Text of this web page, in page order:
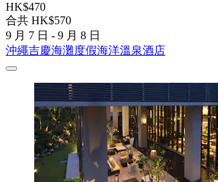
HK$470
合共 HK$570
9 月 7 日 - 9 月 8 日
沖繩吉慶海灘度假海洋溫泉酒店